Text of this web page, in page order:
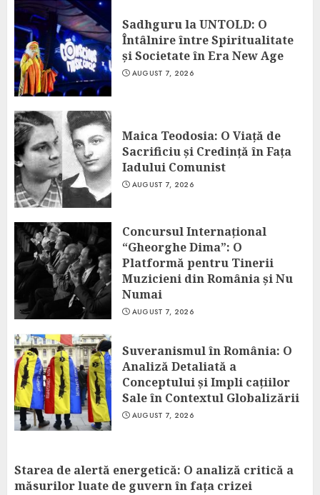
Sadhguru la UNTOLD: O
Întâlnire între Spiritualitate
și Societate în Era New Age
AUGUST 7, 2026
Maica Teodosia: O Viață de
Sacrificiu și Credință în Fața
Iadului Comunist
AUGUST 7, 2026
Concursul Internațional
“Gheorghe Dima”: O
Platformă pentru Tinerii
Muzicieni din România și Nu
Numai
AUGUST 7, 2026
Suveranismul în România: O
Analiză Detaliată a
Conceptului și Impli cațiilor
Sale în Contextul Globalizării
AUGUST 7, 2026
Starea de alertă energetică: O analiză critică a
măsurilor luate de guvern în fața crizei